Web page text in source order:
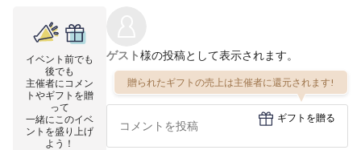
イベント前でも
後でも
主催者にコメン
トやギフトを贈
って
一緒にこのイベ
ントを盛り上げ
よう！
ゲスト様の投稿として表示されます。
贈られたギフトの売上は主催者に還元されます!
ギフトを贈る